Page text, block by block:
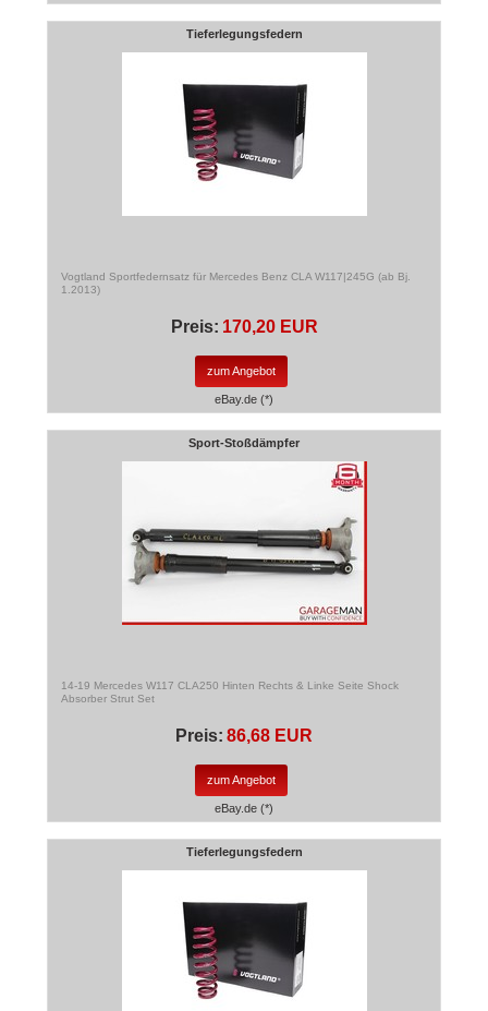
Tieferlegungsfedern
Vogtland Sportfedernsatz für Mercedes Benz CLA W117|245G (ab Bj.
1.2013)
Preis: 170,20 EUR
zum Angebot
eBay.de (*)
Sport-Stoßdämpfer
14-19 Mercedes W117 CLA250 Hinten Rechts & Linke Seite Shock
Absorber Strut Set
Preis: 86,68 EUR
zum Angebot
eBay.de (*)
Tieferlegungsfedern